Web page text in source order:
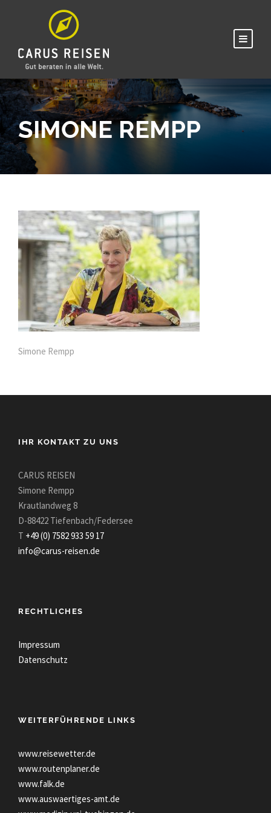
SIMONE REMPP
Simone Rempp
IHR KONTAKT ZU UNS
CARUS REISEN
Simone Rempp
Krautlandweg 8
D-88422 Tiefenbach/Federsee
T +49 (0) 7582 933 59 17
info@carus-reisen.de
RECHTLICHES
Impressum
Datenschutz
WEITERFÜHRENDE LINKS
www.reisewetter.de
www.routenplaner.de
www.falk.de
www.auswaertiges-amt.de